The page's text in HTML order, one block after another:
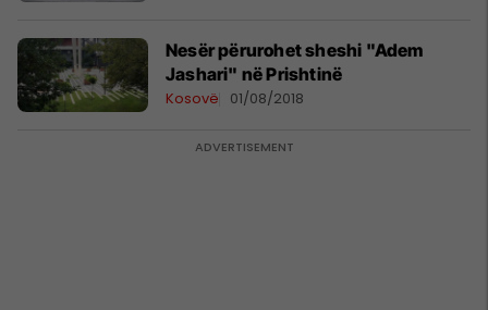
Nesër përurohet sheshi "Adem
Jashari" në Prishtinë
Kosovë 01/08/2018